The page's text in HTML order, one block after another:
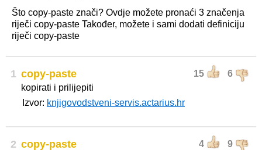
Što copy-paste znači? Ovdje možete pronaći 3 značenja
riječi copy-paste Također, možete i sami dodati definiciju
riječi copy-paste
1 15 6
copy-paste
kopirati i prilijepiti
Izvor: knjigovodstveni-servis.actarius.hr
2 4 9
copy-paste